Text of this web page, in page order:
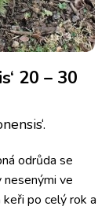
20 – 30
odrůda se
ve
po celý rok a